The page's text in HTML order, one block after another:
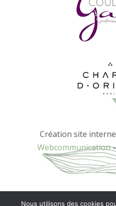
Création site
Webcommunication
Nous utilisons des cookies